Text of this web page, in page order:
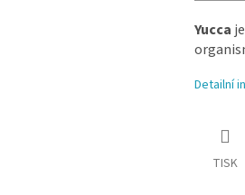
Yucca
Detailní
TISK